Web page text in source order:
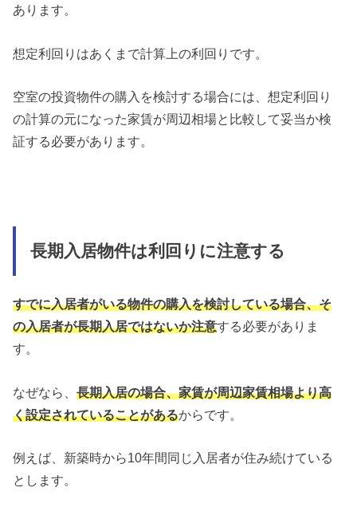
あります。
想定利回りはあくまで計算上の利回りです。
空室の投資物件の購入を検討する場合には、想定利回り
の計算の元になった家賃が周辺相場と比較して妥当か検
証する必要があります。
長期入居物件は利回りに注意する
すでに入居者がいる物件の購入を検討している場合、そ
の入居者が長期入居ではないか注意する必要がありま
す。
なぜなら、長期入居の場合、家賃が周辺家賃相場より高
く設定されていることがあるからです。
例えば、新築時から10年間同じ入居者が住み続けている
とします。